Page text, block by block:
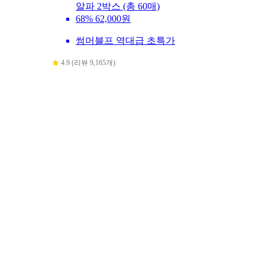
알파 2박스 (총 60매)
68% 62,000원
썸머블프 역대급 초특가
4.9 (리뷰 9,165개)